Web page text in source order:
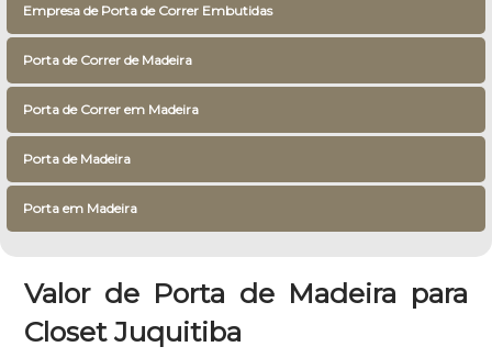
Empresa de Porta de Correr Embutidas
Porta de Correr de Madeira
Porta de Correr em Madeira
Porta de Madeira
Porta em Madeira
Valor de Porta de Madeira para
Closet Juquitiba